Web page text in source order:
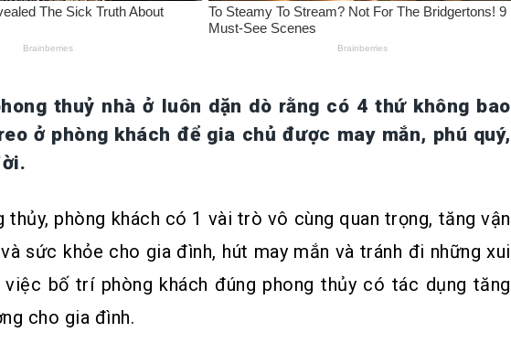
thuỷ nhà ở luôn dặn dò rằng có 4 thứ không bao
ở phòng khách để gia chủ được may mắn, phú quý,
thủy, phòng khách có 1 vài trò vô cùng quan trọng, tăng vận
sức khỏe cho gia đình, hút may mắn và tránh đi những xui
bố trí phòng khách đúng phong thủy có tác dụng tăng
cho gia đình.